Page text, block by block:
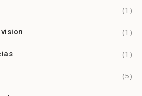
(1)
(1)
(1)
(5)